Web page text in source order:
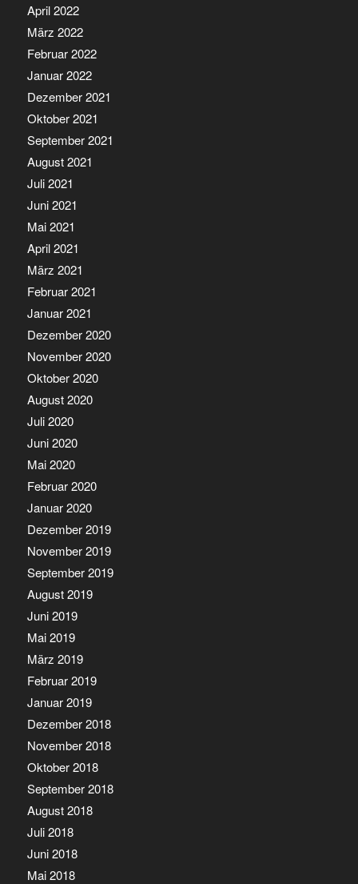
April 2022
März 2022
Februar 2022
Januar 2022
Dezember 2021
Oktober 2021
September 2021
August 2021
Juli 2021
Juni 2021
Mai 2021
April 2021
März 2021
Februar 2021
Januar 2021
Dezember 2020
November 2020
Oktober 2020
August 2020
Juli 2020
Juni 2020
Mai 2020
Februar 2020
Januar 2020
Dezember 2019
November 2019
September 2019
August 2019
Juni 2019
Mai 2019
März 2019
Februar 2019
Januar 2019
Dezember 2018
November 2018
Oktober 2018
September 2018
August 2018
Juli 2018
Juni 2018
Mai 2018